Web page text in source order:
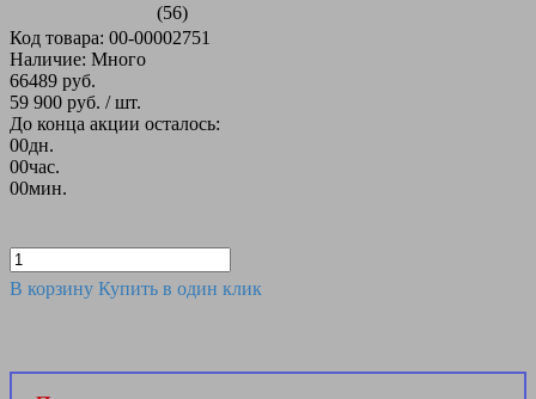
(56)
Код товара: 00-00002751
Наличие: Много
66489 руб.
59 900 руб. / шт.
До конца акции осталось:
00дн.
00час.
00мин.
В корзину Купить в один клик